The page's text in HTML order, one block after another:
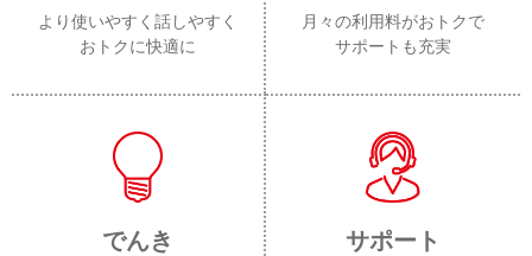
より使いやすく話しやすく
おトクに快適に
月々の利用料がおトクで
サポートも充実
でんき サポート